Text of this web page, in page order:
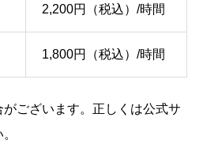
2,200円（税込）/時間
1,800円（税込）/時間
ございます。正しくは公式サ